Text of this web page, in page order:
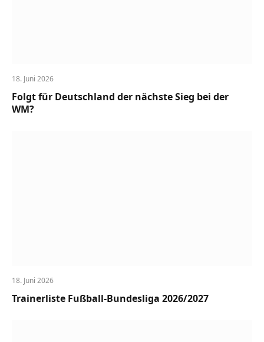
18. Juni 2026
Folgt für Deutschland der nächste Sieg bei der
WM?
18. Juni 2026
Trainerliste Fußball-Bundesliga 2026/2027